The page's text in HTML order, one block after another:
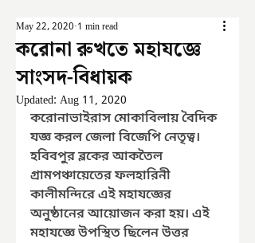
করোনা রুখতে মহাযজ্ঞে
সাংসদ-বিধায়ক
May 22, 2020 1 min read
Updated: Aug 11, 2020
করোনাভাইরাস মোকাবিলায় বৈদিক
যজ্ঞ করল জেলা বিজেপি নেতৃত্ব।
হবিবপুর ব্লকের আকতৈল
গ্রামপঞ্চায়েতের ফলহারিনী
কালীমন্দিরে এই মহাযজ্ঞের
অনুষ্ঠানের আয়োজন করা হয়। এই
মহাযজ্ঞে উপস্থিত ছিলেন উত্তর